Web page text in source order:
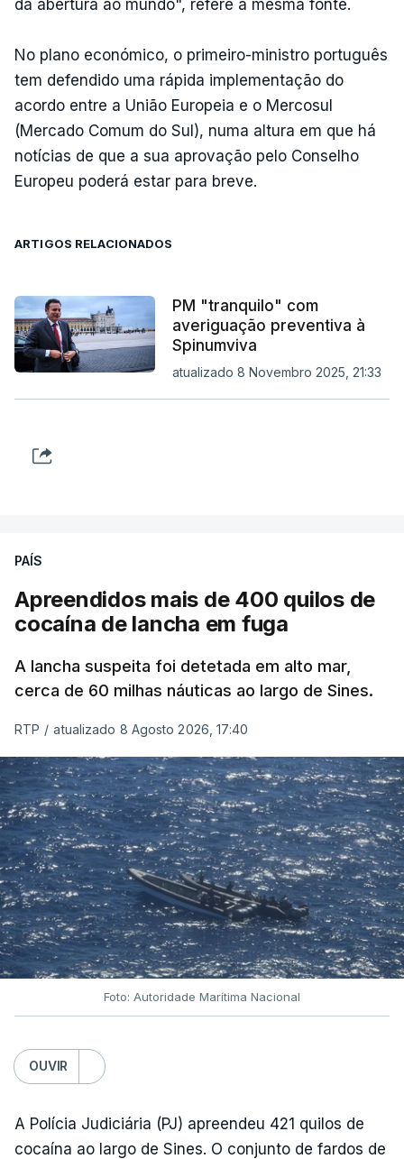
da abertura ao mundo", refere a mesma fonte.
No plano económico, o primeiro-ministro português
tem defendido uma rápida implementação do
acordo entre a União Europeia e o Mercosul
(Mercado Comum do Sul), numa altura em que há
notícias de que a sua aprovação pelo Conselho
Europeu poderá estar para breve.
ARTIGOS RELACIONADOS
PM "tranquilo" com
averiguação preventiva à
Spinumviva
atualizado 8 Novembro 2025, 21:33
PAÍS
Apreendidos mais de 400 quilos de
cocaína de lancha em fuga
A lancha suspeita foi detetada em alto mar,
cerca de 60 milhas náuticas ao largo de Sines.
RTP / atualizado 8 Agosto 2026, 17:40
Foto: Autoridade Marítima Nacional
OUVIR
A Polícia Judiciária (PJ) apreendeu 421 quilos de
cocaína ao largo de Sines. O conjunto de fardos de